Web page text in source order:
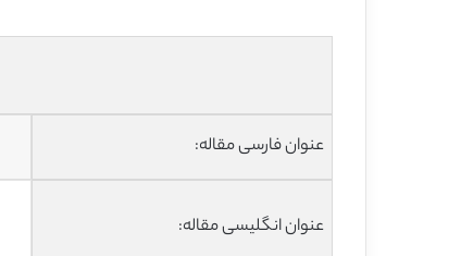
عنوان فارسی مقاله:
عنوان انگلیسی مقاله: